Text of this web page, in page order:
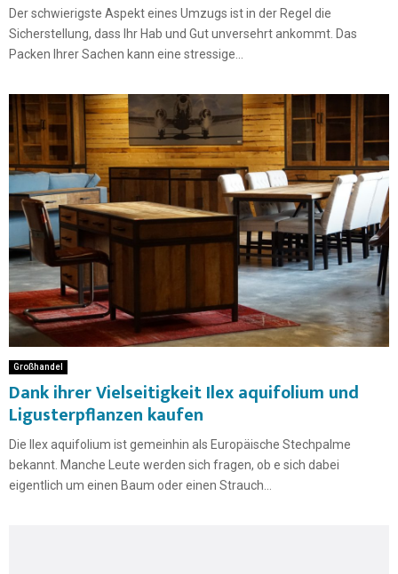
Der schwierigste Aspekt eines Umzugs ist in der Regel die
Sicherstellung, dass Ihr Hab und Gut unversehrt ankommt. Das
Packen Ihrer Sachen kann eine stressige...
Großhandel
Dank ihrer Vielseitigkeit Ilex aquifolium und
Ligusterpflanzen kaufen
Die Ilex aquifolium ist gemeinhin als Europäische Stechpalme
bekannt. Manche Leute werden sich fragen, ob e sich dabei
eigentlich um einen Baum oder einen Strauch...